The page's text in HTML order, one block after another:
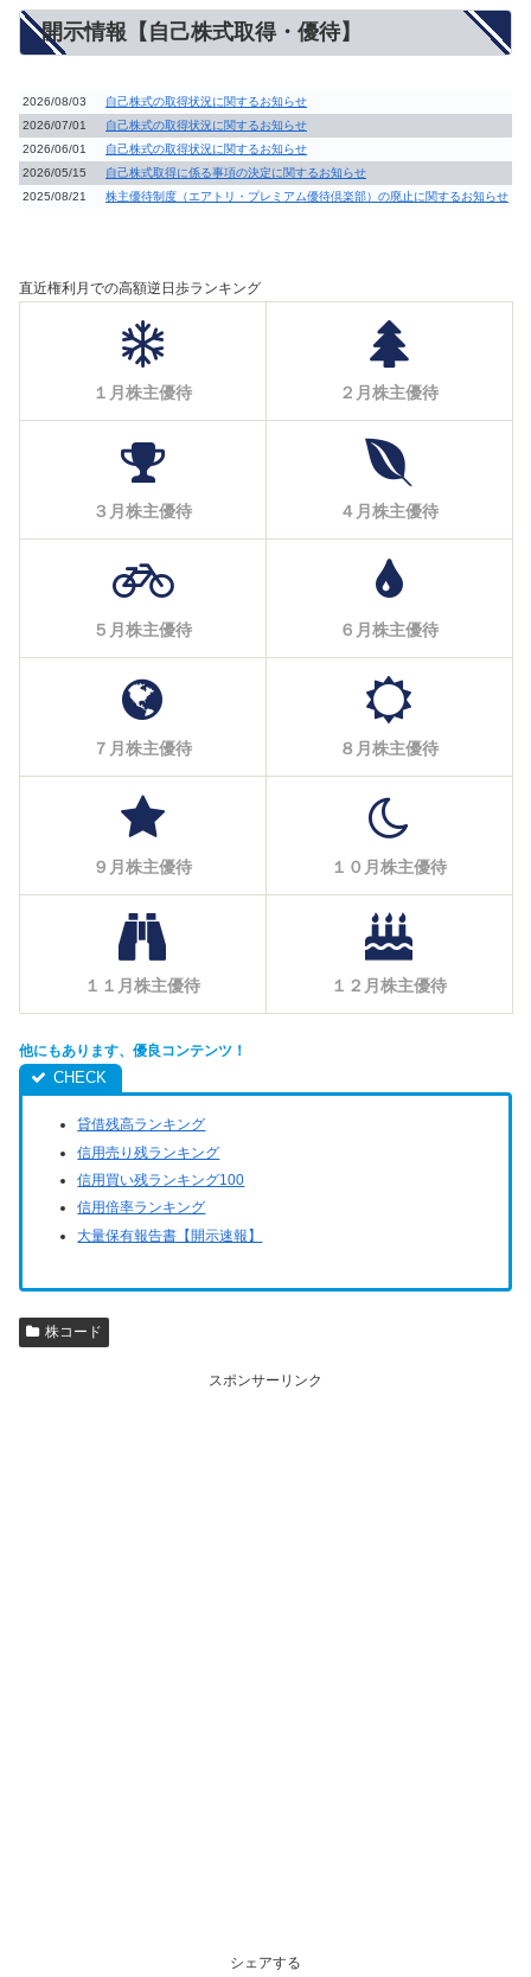
開示情報【自己株式取得・優待】
2026/08/03
自己株式の取得状況に関するお知らせ
2026/07/01
自己株式の取得状況に関するお知らせ
2026/06/01
自己株式の取得状況に関するお知らせ
2026/05/15
自己株式取得に係る事項の決定に関するお知らせ
2025/08/21
株主優待制度（エアトリ・プレミアム優待倶楽部）の廃止に関するお知らせ
直近権利月での高額逆日歩ランキング
１月株主優待 ２月株主優待
３月株主優待 ４月株主優待
５月株主優待 ６月株主優待
７月株主優待 ８月株主優待
９月株主優待 １０月株主優待
１１月株主優待 １２月株主優待
他にもあります、優良コンテンツ！
貸借残高ランキング
信用売り残ランキング
信用買い残ランキング100
信用倍率ランキング
大量保有報告書【開示速報】
株コード
スポンサーリンク
シェアする